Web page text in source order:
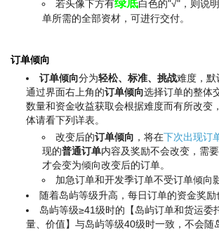
若头像下方有绿底白色的"√"，则说
单所需的全部资材，可进行交付。
订单倾向
订单倾向分为轻松、标准、挑战难度，默
通过界面右上角的订单倾向选择订单的整体
数量和资金收益获取会根据难度而有所改变
体请看下列详表。
改变后的订单倾向 ，将在下次出现订
现的普通订单内容及奖励不会改变，需
才会变为倾向改变后的订单。
加急订单和开发季订单不受订单倾向
随着岛屿等级升高，每日订单的资金奖励
岛屿等级≥41级时的【岛屿订单和货运委
量、价值】与岛屿等级40级时一致，不会随